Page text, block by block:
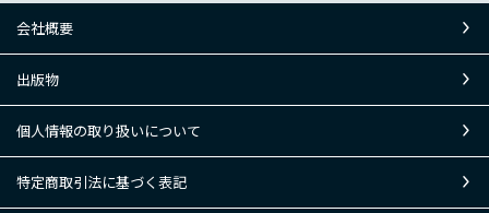
会社概要
出版物
個人情報の取り扱いについて
特定商取引法に基づく表記